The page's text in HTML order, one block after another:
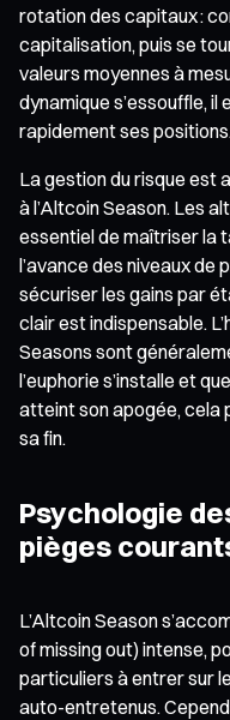
rotation des capitaux :
capitalisation, puis se
valeurs moyennes à
dynamique s’essouffle,
rapidement ses positions.
La gestion du risque est
à l’Altcoin Season. Les
essentiel de maîtriser la
l’avance des niveaux
sécuriser les gains par
clair est indispensable.
Seasons sont
l’euphorie s’installe et
atteint son apogée, cela
sa fin.
Psychologie
pièges
L’Altcoin Season
of missing out) intense,
particuliers à entrer sur
auto-entretenus.